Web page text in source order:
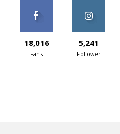
18,016
Fans
5,241
Follower